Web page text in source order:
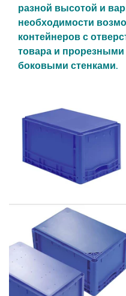
разной высотой и
необходимости
контейнеров с
товара и
боковыми стенками.